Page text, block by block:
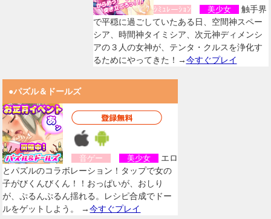
ｼﾐｭﾚーｼｮﾝ 美少女
触手界
で平穏に過ごしていたある日、空間神スペー
シア、時間神タイミシア、次元神ディメンシ
アの３人の女神が、テンタ・クルスを浄化す
るためにやってきた！→今すぐプレイ
●パズル＆ドールズ
音ゲー 美少女
エロ
とパズルのコラボレーション！タップで女の
子がびくんびくん！！おっぱいが、おしり
が、ぷるんぷるん揺れる。レシピ合成でドー
ルをゲットしよう。 →今すぐプレイ